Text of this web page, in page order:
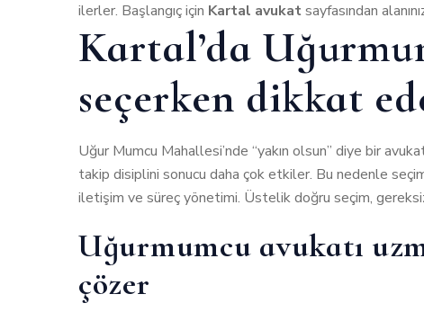
ilerler. Başlangıç için Kartal avukatsayfasından
Kartal’da
seçerken dikkat
Uğur Mumcu Mahallesi’nde “yakın olsun” diye bir
takip disiplini sonucu daha çok etkiler. Bu nedenle
iletişim ve süreç yönetimi. Üstelik doğru seçim, gereksiz
Uğurmumcu avukatı
çözer